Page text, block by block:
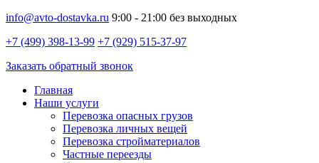
info@avto-dostavka.ru 9:00 - 21:00 без выходных
+7 (499) 398-13-99 +7 (929) 515-37-97
Заказать обратный звонок
Главная
Наши услуги
Перевозка опасных грузов
Перевозка личных вещей
Перевозка стройматериалов
Частные переезды